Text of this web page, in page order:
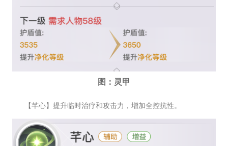
图：灵甲
【芊心】提升临时治疗和攻击力，增加全控抗性。